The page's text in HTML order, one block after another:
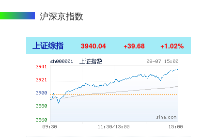
沪深京指数
上证综指 3940.04 +39.68 +1.02%